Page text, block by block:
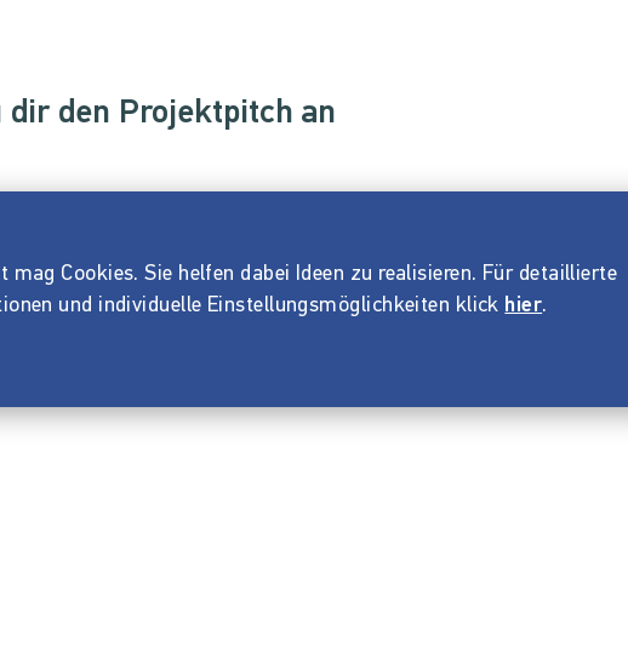
dir den Projektpitch an
mag Cookies. Sie helfen dabei Ideen zu realisieren. Für detaillierte
und individuelle Einstellungsmöglichkeiten klick hier.